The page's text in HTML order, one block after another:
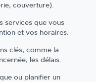
couverture).
services que vous
et vos horaires.
clés, comme la
les délais.
ou planifier un